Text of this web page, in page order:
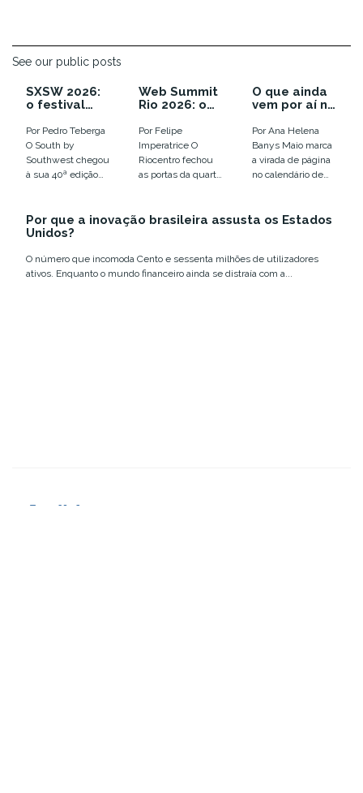
See our public posts
SXSW 2026:
o festival
as
tendências e
colocou o
humano em
xeque
Por Pedro Teberga
O South by
Southwest chegou
à sua 40ª edição
Web Summit
Rio 2026: o
euforia com
IA virou
disputa por
infraestrutur
a
Por Felipe
Imperatrice O
Riocentro fechou
as portas da quarta
números que
O que ainda
vem por aí no
de inovação
de 2026
Por Ana Helena
Banys Maio marca
a virada de página
no calendário de
inovação no
Por que a inovação brasileira assusta os Estados
Unidos?
O número que incomoda Cento e sessenta milhões de utilizadores
ativos. Enquanto o mundo financeiro ainda se distraía com a...